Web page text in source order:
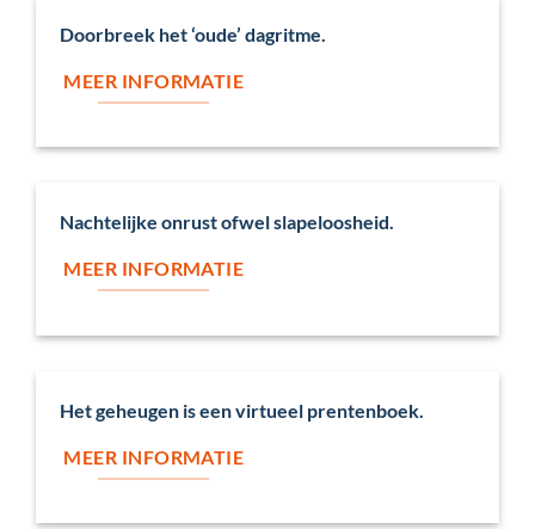
Doorbreek het ‘oude’ dagritme.
MEER INFORMATIE
Nachtelijke onrust ofwel slapeloosheid.
MEER INFORMATIE
Het geheugen is een virtueel prentenboek.
MEER INFORMATIE